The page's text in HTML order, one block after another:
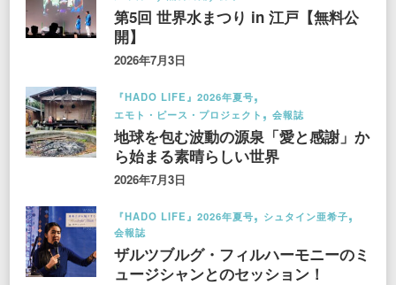
第5回 世界水まつり in 江戸【無料公
開】
2026年7月3日
『HADO LIFE』2026年夏号
エモト・ピース・プロジェクト
会報誌
地球を包む波動の源泉「愛と感謝」か
ら始まる素晴らしい世界
2026年7月3日
『HADO LIFE』2026年夏号
シュタイン亜希子
会報誌
ザルツブルグ・フィルハーモニーのミ
ュージシャンとのセッション！